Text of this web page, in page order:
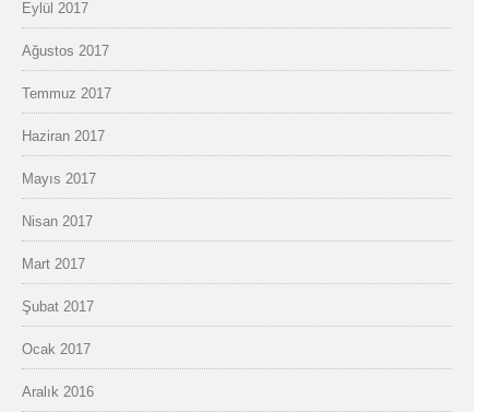
Eylül 2017
Ağustos 2017
Temmuz 2017
Haziran 2017
Mayıs 2017
Nisan 2017
Mart 2017
Şubat 2017
Ocak 2017
Aralık 2016